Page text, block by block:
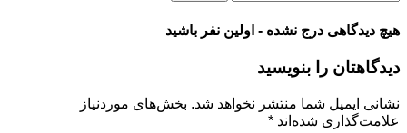
هیچ دیدگاهی درج نشده - اولین نفر باشید
دیدگاهتان را بنویسید
نشانی ایمیل شما منتشر نخواهد شد. بخش‌های موردنیاز
علامت‌گذاری شده‌اند *